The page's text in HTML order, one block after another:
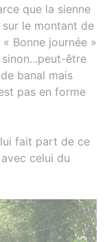
que la sienne
le montant de
Bonne journée »
être
banal mais
pas en forme
fait part de ce
celui du